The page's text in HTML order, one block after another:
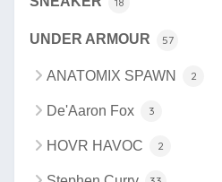
UNDER ARMOUR 57
ANATOMIX SPAWN 2
De'Aaron Fox 3
HOVR HAVOC 2